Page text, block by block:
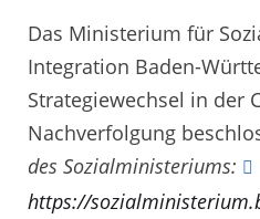
Das Ministerium für
Integration Baden-
Strategiewechsel in der
Nachverfolgung
des Sozialministeriums:
https://